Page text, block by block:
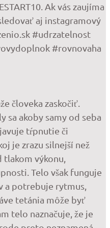
Ak vás zaujíma
aj instagramový
#udrzatelnost
#rovnovaha